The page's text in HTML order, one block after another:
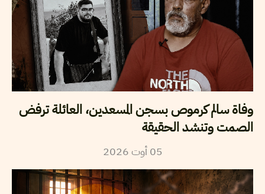
وفاة سالم كرموص بسجن المسعدين، العائلة ترفض
الصمت وتنشد الحقيقة
05 أوت2026